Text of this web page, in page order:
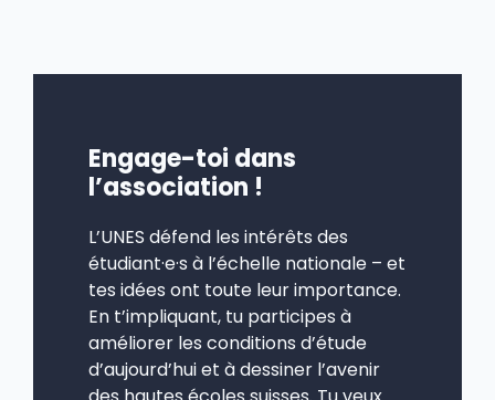
Engage-toi dans
l’association !
L’UNES défend les intérêts des
étudiant·e·s à l’échelle nationale – et
tes idées ont toute leur importance.
En t’impliquant, tu participes à
améliorer les conditions d’étude
d’aujourd’hui et à dessiner l’avenir